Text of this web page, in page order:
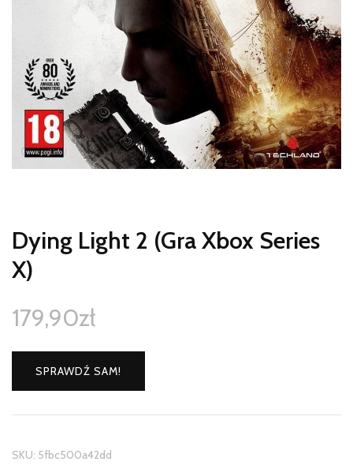
Dying Light 2 (Gra Xbox Series
X)
179,90zł
SPRAWDŹ SAM!
SKU: 5fbc500a42dd